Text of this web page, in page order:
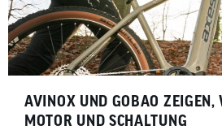
eignen und worin sich die beiden
unterscheiden.
AVINOX UND GOBAO ZEIGEN,
MOTOR UND SCHALTUNG